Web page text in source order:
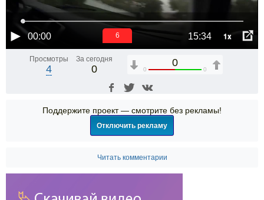
00:00 15:34 1x
6
Просмотры
4
За сегодня
0
0
0 0
Поддержите проект — смотрите без рекламы!
Отключить рекламу
Читать комментарии